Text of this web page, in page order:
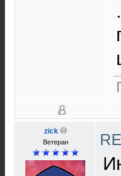
zick
Ветеран